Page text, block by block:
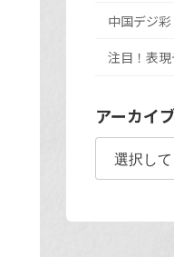
中国デジ
注目！表現
アーカイ